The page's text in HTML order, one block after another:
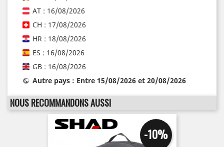
AT : 16/08/2026
CH : 17/08/2026
HR : 18/08/2026
ES : 16/08/2026
GB : 16/08/2026
Autre pays : Entre 15/08/2026 et 20/08/2026
NOUS RECOMMANDONS AUSSI
-10%